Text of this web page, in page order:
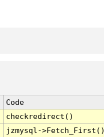
Code
checkredirect()
jzmysql-